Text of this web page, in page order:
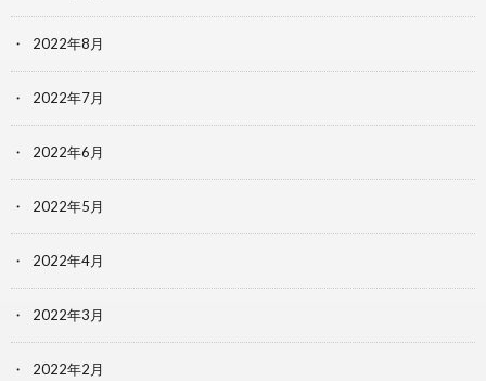
2022年8月
2022年7月
2022年6月
2022年5月
2022年4月
2022年3月
2022年2月